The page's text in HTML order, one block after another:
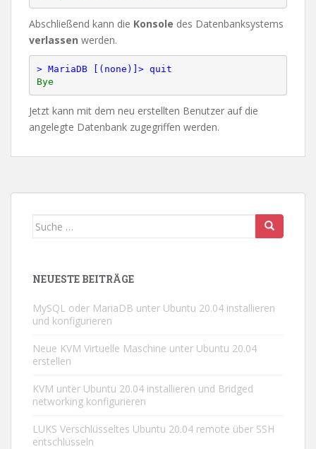
Abschließend kann die Konsole des Datenbanksystems
verlassen werden.
> MariaDB [(none)]> quit
Jetzt kann mit dem neu erstellten Benutzer auf die
angelegte Datenbank zugegriffen werden.
Suche
NEUESTE BEITRÄGE
MySQL oder MariaDB unter Ubuntu 20.04 installieren
und konfigurieren
Neue KVM Virtuelle Maschine unter Ubuntu 20.04
erstellen
KVM unter Ubuntu 20.04 installieren und Bridged
networking konfigurieren
LUKS Verschlüsseltes Ubuntu 20.04 remote über SSH
entschlüsseln